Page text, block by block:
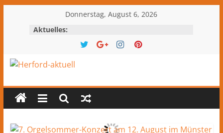
springen
Donnerstag, August 6, 2026
Aktuelles:
Herford-
aktuell
Nachrichten